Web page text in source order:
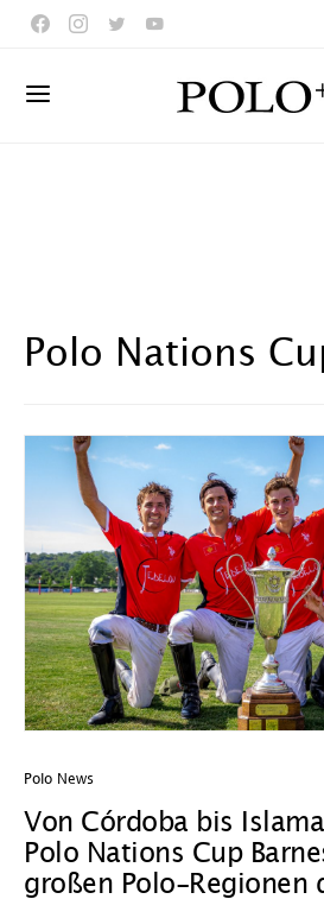
Polo Nations
Polo News
Von Córdoba bis
Polo Nations Cup
großen Polo-Regionen